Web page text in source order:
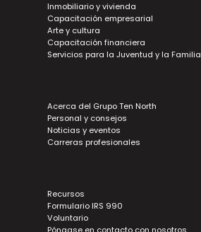
Inmobiliario y vivienda
Capacitación empresarial
Arte y cultura
Capacitación financiera
Servicios para la Juventud y la Familia
Acerca del Grupo Ten North
Personal y consejos
Noticias y eventos
Carreras profesionales
Recursos
Formulario IRS 990
Voluntario